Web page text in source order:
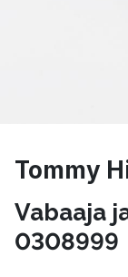
Tommy
Vabaaja
0308999